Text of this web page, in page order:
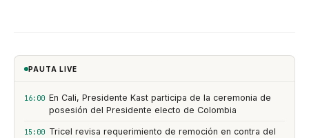
PAUTA LIVE
16:00 En Cali, Presidente Kast participa de la ceremonia de
posesión del Presidente electo de Colombia
15:00 Tricel revisa requerimiento de remoción en contra del